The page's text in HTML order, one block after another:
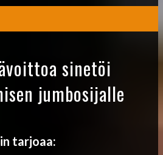
sinetöi
jumbosijalle